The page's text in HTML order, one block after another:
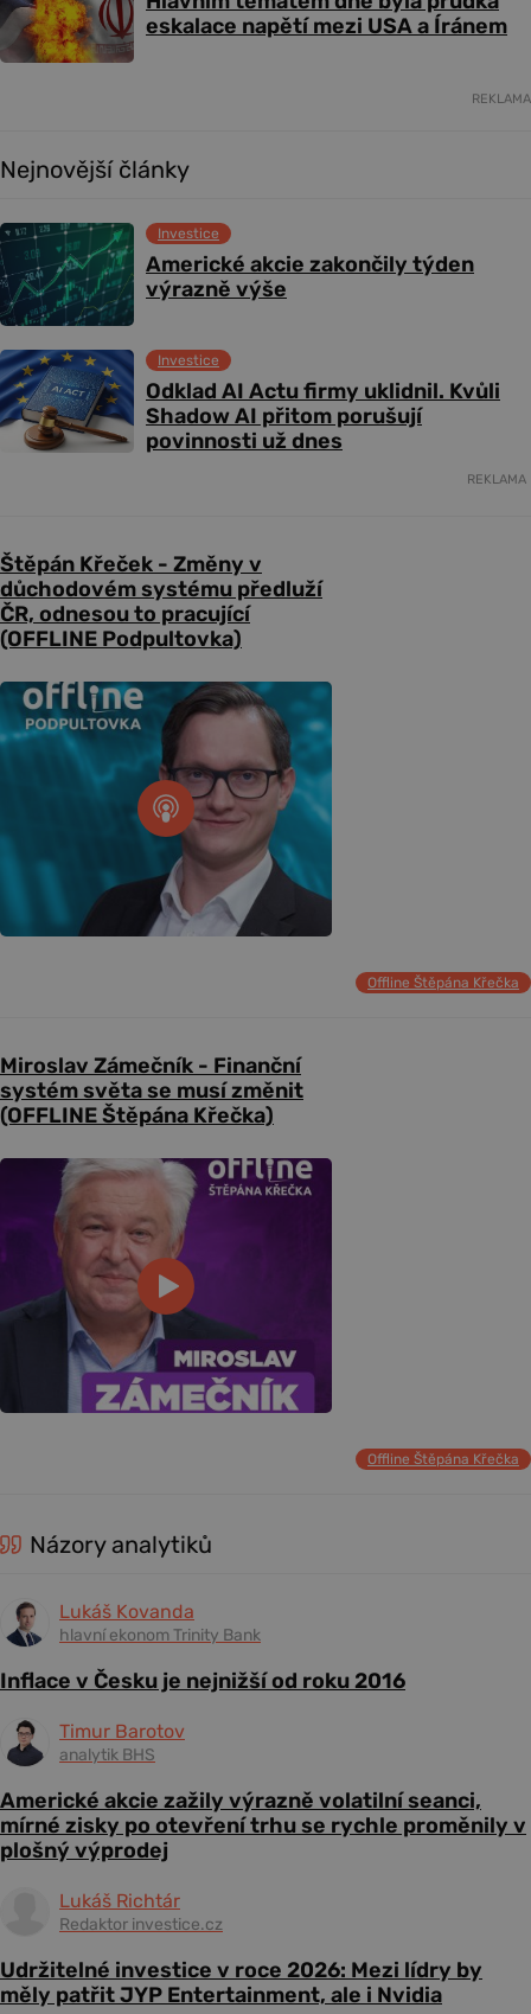
eskalace napětí mezi USA a Íránem
REKLAMA
Nejnovější články
Americké akcie zakončily týden
výrazně výše
Investice
Odklad AI Actu firmy uklidnil. Kvůli
Shadow AI přitom porušují
povinnosti už dnes
Investice
REKLAMA
Štěpán Křeček - Změny v
důchodovém systému předluží
ČR, odnesou to pracující
(OFFLINE Podpultovka)
Offline Štěpána Křečka
Miroslav Zámečník - Finanční
systém světa se musí změnit
(OFFLINE Štěpána Křečka)
Offline Štěpána Křečka
Názory analytiků
Lukáš Kovanda
hlavní ekonom Trinity Bank
Inflace v Česku je nejnižší od roku 2016
Timur Barotov
analytik BHS
Americké akcie zažily výrazně volatilní seanci,
mírné zisky po otevření trhu se rychle proměnily v
plošný výprodej
Lukáš Richtár
Redaktor investice.cz
Udržitelné investice v roce 2026: Mezi lídry by
měly patřit JYP Entertainment, ale i Nvidia